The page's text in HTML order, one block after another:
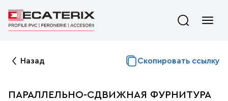
Назад Скопировать ссылку
ПАРАЛЛЕЛЬНО-СДВИЖНАЯ ФУРНИТУРА